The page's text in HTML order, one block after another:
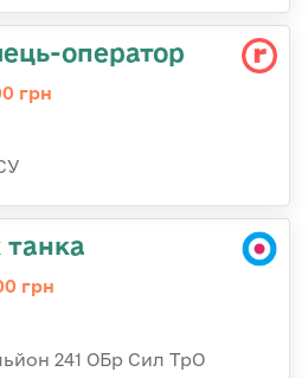
опеpатоp
грн
танка
грн
241 ОБр Сил ТрО